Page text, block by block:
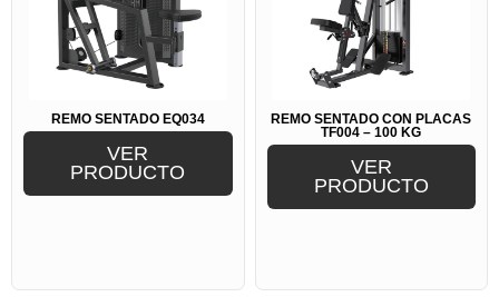
REMO SENTADO EQ034
VER
PRODUCTO
REMO SENTADO CON PLACAS
TF004 – 100 KG
VER
PRODUCTO